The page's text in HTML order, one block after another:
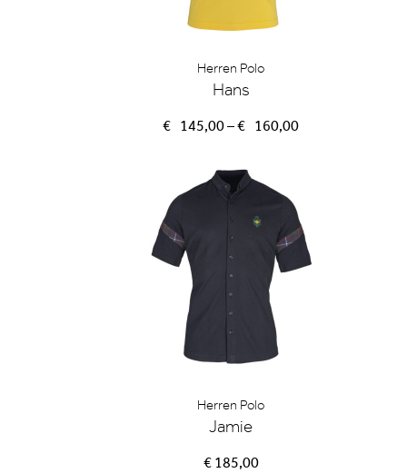
Herren Polo
Hans
€ 145,00–€ 160,00Preisspanne:
Herren Polo
Jamie
€ 185,00